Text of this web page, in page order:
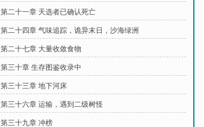
第二十一章 天选者已确认死亡
第二十四章 气味追踪，诡异末日，沙海绿洲
第二十七章 大量收敛食物
第三十章 生存图鉴收录中
第三十三章 地下河床
第三十六章 运输，遇到二级树怪
第三十九章 冲榜